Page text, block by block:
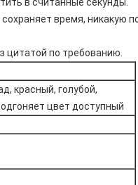
время, никакую
цитатой по требованию.
красный, голубой,
цвет доступный